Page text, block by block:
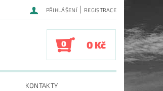
PŘIHLÁŠENÍ | REGISTRACE
0 0 Kč
KONTAKTY